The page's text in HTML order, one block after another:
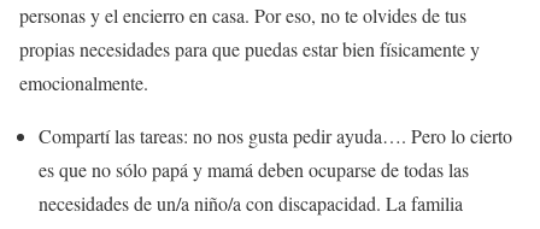
personas y el encierro en casa. Por eso, no te olvides de tus
propias necesidades para que puedas estar bien físicamente y
emocionalmente.
Compartí las tareas: no nos gusta pedir ayuda…. Pero lo cierto
es que no sólo papá y mamá deben ocuparse de todas las
necesidades de un/a niño/a con discapacidad. La familia